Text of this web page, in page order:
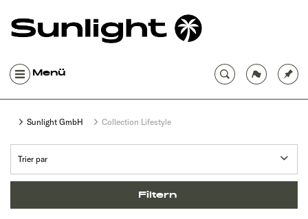
Menü
Sunlight GmbH Collection Lifestyle
Filtern